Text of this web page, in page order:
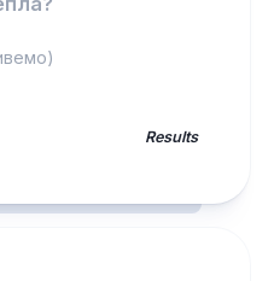
Results